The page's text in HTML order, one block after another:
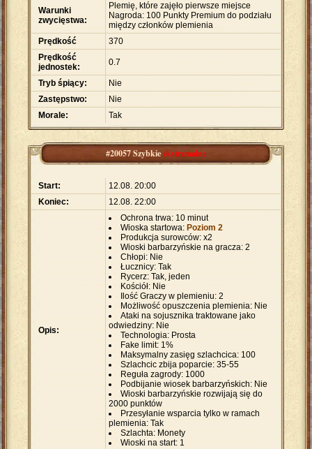
Warunki
zwycięstwa:
Plemię, które zajęło pierwsze miejsce
Nagroda: 100 Punkty Premium do podziału
między członków plemienia
Prędkość
370
Prędkość
jednostek:
0.7
Tryb śpiący:
Nie
Zastępstwo:
Nie
Morale:
Tak
#20057 Szybkieekstremalne
Start:
12.08. 20:00
Koniec:
12.08. 22:00
Opis:
Ochrona trwa: 10 minut
Wioska startowa: Poziom 2
Produkcja surowców: x2
Wioski barbarzyńskie na gracza: 2
Chłopi: Nie
Łucznicy: Tak
Rycerz: Tak, jeden
Kościół: Nie
Ilość Graczy w plemieniu: 2
Możliwość opuszczenia plemienia: Nie
Ataki na sojusznika traktowane jako
odwiedziny: Nie
Technologia: Prosta
Fake limit: 1%
Maksymalny zasięg szlachcica: 100
Szlachcic zbija poparcie: 35-55
Reguła zagrody: 1000
Podbijanie wiosek barbarzyńskich: Nie
Wioski barbarzyńskie rozwijają się do
2000 punktów
Przesyłanie wsparcia tylko w ramach
plemienia: Tak
Szlachta: Monety
Wioski na start: 1